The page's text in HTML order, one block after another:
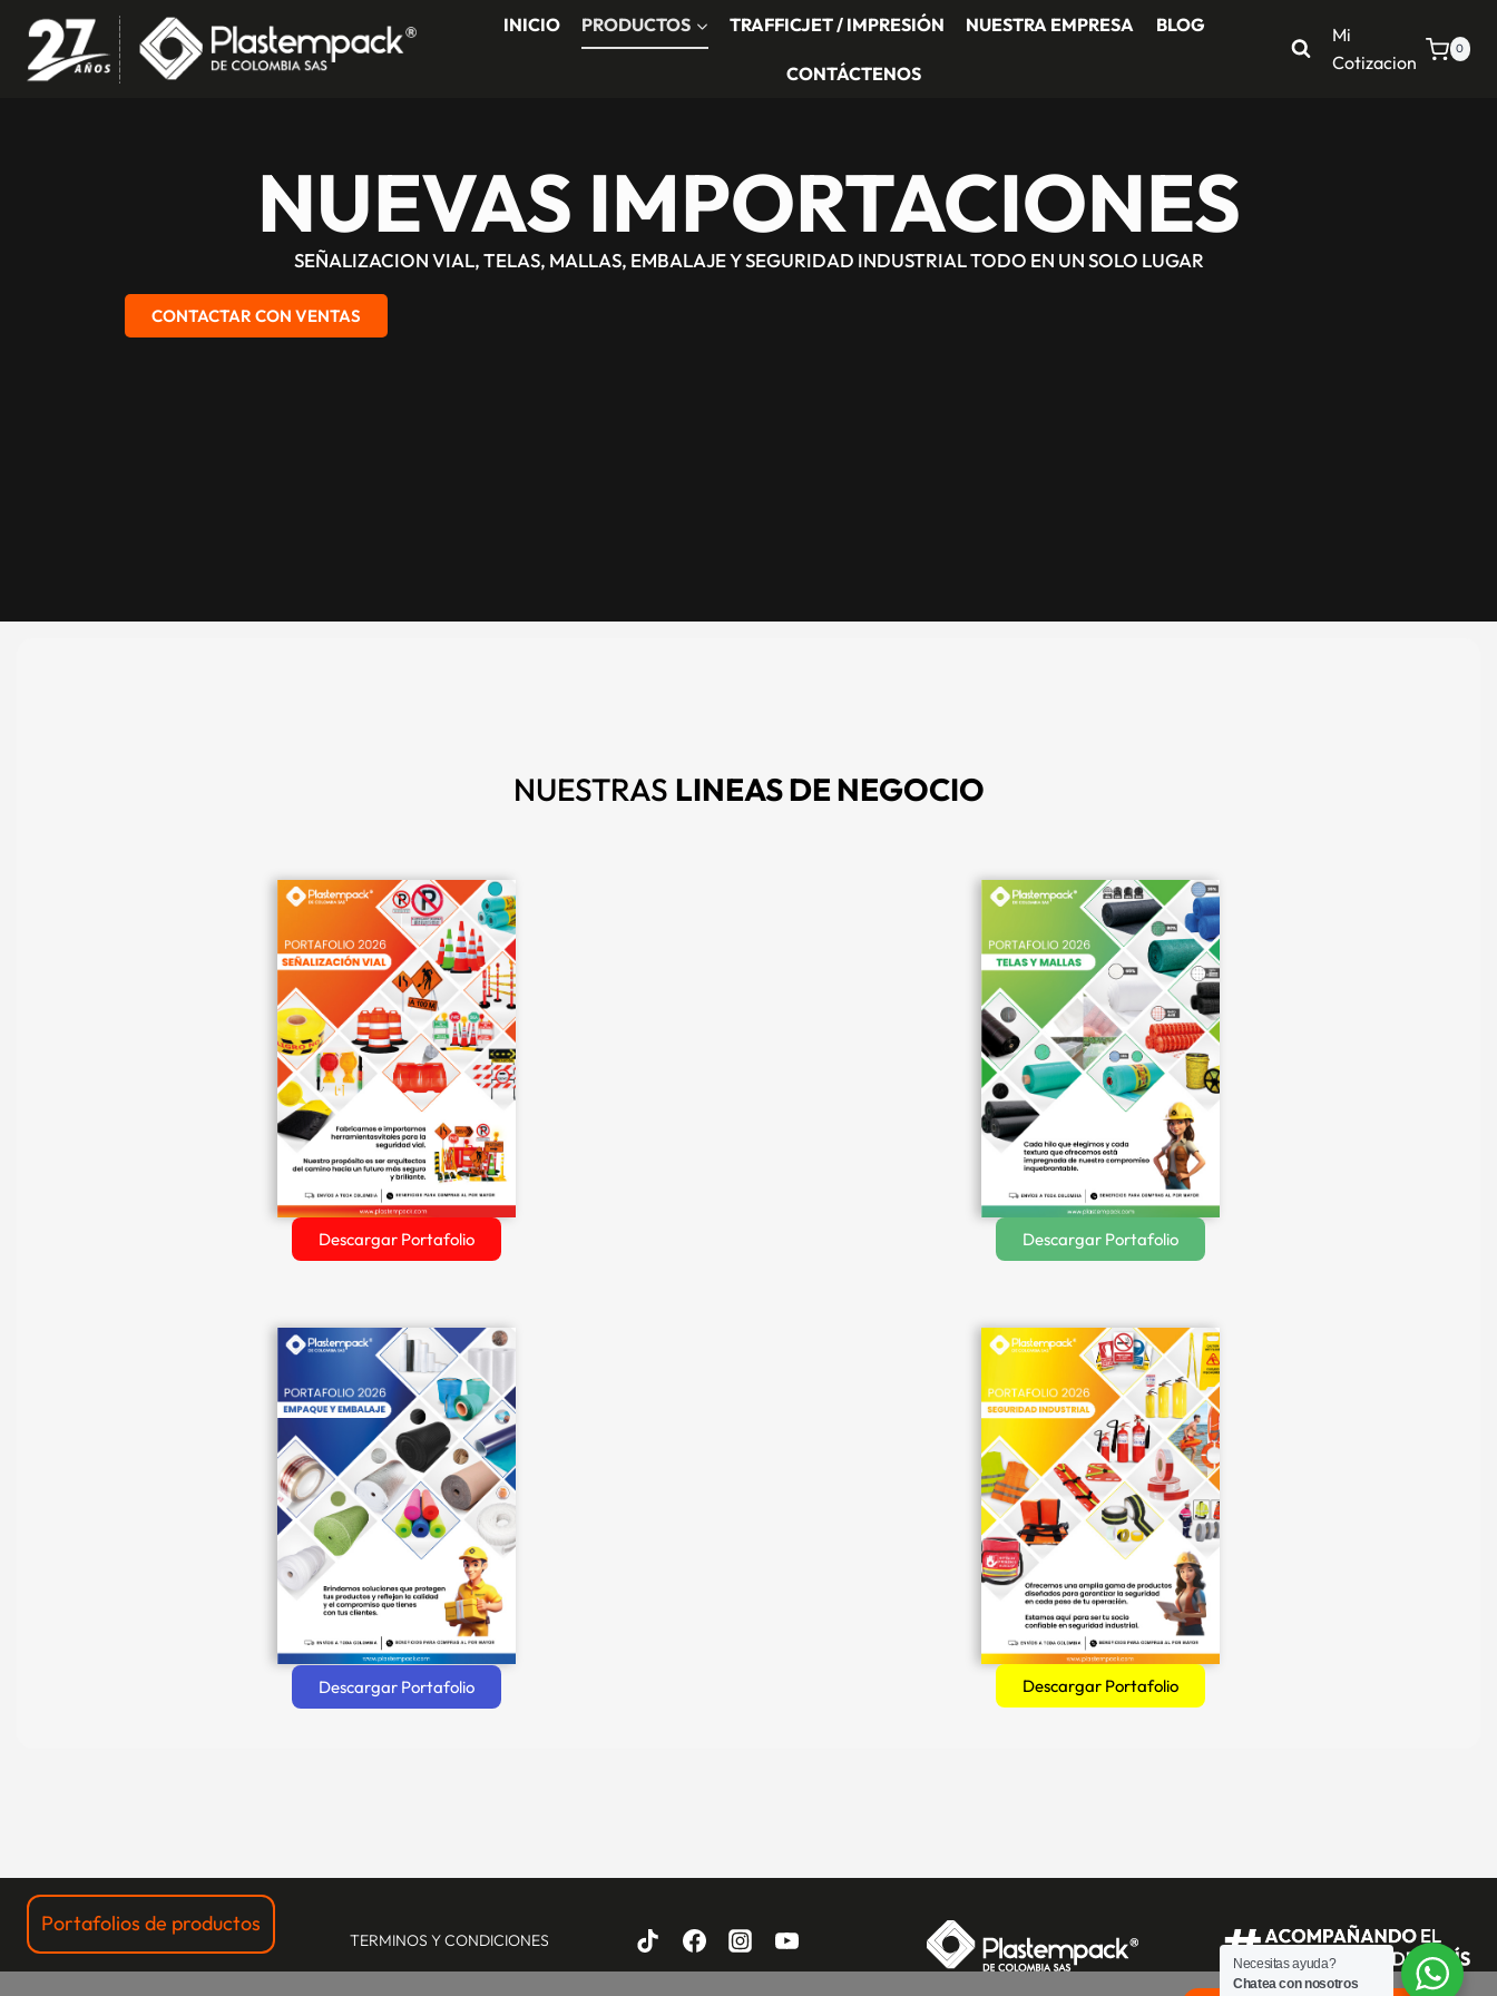
INICIO PRODUCTOS TRAFFICJET / IMPRESIÓN NUESTRA EMPRESA BLOG
CONTÁCTENOS
Mi
Cotizacion
0
NUEVAS IMPORTACIONES
SEÑALIZACION VIAL, TELAS, MALLAS, EMBALAJE Y SEGURIDAD INDUSTRIAL TODO EN UN SOLO LUGAR
CONTACTAR CON VENTAS
NUESTRAS LINEAS DE NEGOCIO
Descargar Portafolio
Descargar Portafolio
Descargar Portafolio
Descargar Portafolio
Portafolios de productos
TERMINOS Y CONDICIONES
Necesitas ayuda?
Chatea con nosotros